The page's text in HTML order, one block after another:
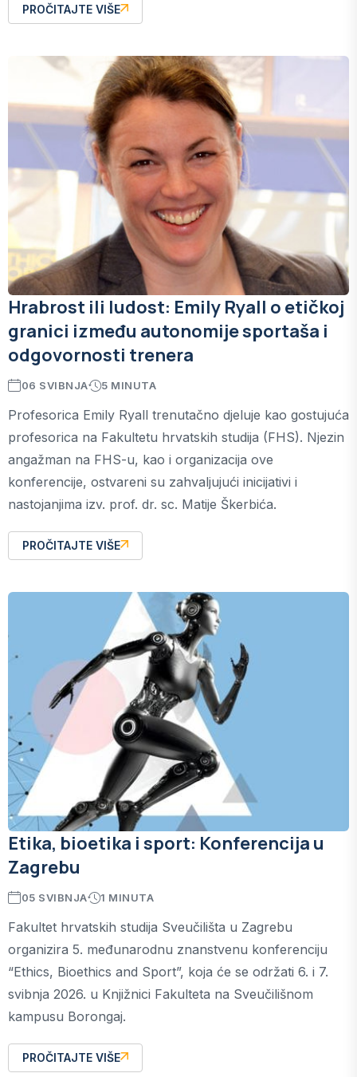
PROČITAJTE VIŠE
Hrabrost ili ludost: Emily Ryall o etičkoj
granici između autonomije sportaša i
odgovornosti trenera
06 SVIBNJA 5 MINUTA
Profesorica Emily Ryall trenutačno djeluje kao gostujuća
profesorica na Fakultetu hrvatskih studija (FHS). Njezin
angažman na FHS-u, kao i organizacija ove
konferencije, ostvareni su zahvaljujući inicijativi i
nastojanjima izv. prof. dr. sc. Matije Škerbića.
PROČITAJTE VIŠE
Etika, bioetika i sport: Konferencija u
Zagrebu
05 SVIBNJA 1 MINUTA
Fakultet hrvatskih studija Sveučilišta u Zagrebu
organizira 5. međunarodnu znanstvenu konferenciju
“Ethics, Bioethics and Sport”, koja će se održati 6. i 7.
svibnja 2026. u Knjižnici Fakulteta na Sveučilišnom
kampusu Borongaj.
PROČITAJTE VIŠE